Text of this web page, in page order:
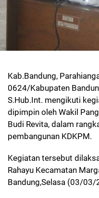
Kab.Bandung,
0624/Kabupaten
S.Hub.Int. mengikuti
dipimpin oleh Wakil
Budi Revita, dalam
pembangunan KDKPM.
Kegiatan tersebut
Rahayu Kecamatan
Bandung,Selasa (03/03/